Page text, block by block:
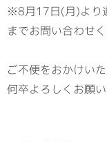
※8月17日(月)より
までお問い合わせく
ご不便をおかけいた
何卒よろしくお願い